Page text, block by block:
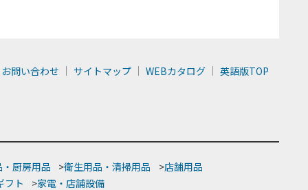
お問い合わせ サイトマップ WEBカタログ 英語版TOP
厨房用品 >衛生用品・清掃用品 >店舗用品
フト
>家電・店舗設備